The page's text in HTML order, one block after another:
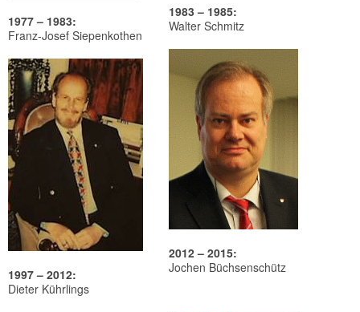
1977 – 1983:
Franz-Josef Siepenkothen
1997 – 2012:
Dieter Kührlings
1983 – 1985:
Walter Schmitz
2012 – 2015:
Jochen Büchsenschütz